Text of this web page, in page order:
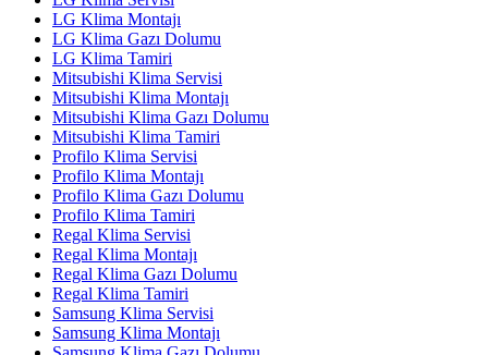
LG Klima Montajı
LG Klima Gazı Dolumu
LG Klima Tamiri
Mitsubishi Klima Servisi
Mitsubishi Klima Montajı
Mitsubishi Klima Gazı Dolumu
Mitsubishi Klima Tamiri
Profilo Klima Servisi
Profilo Klima Montajı
Profilo Klima Gazı Dolumu
Profilo Klima Tamiri
Regal Klima Servisi
Regal Klima Montajı
Regal Klima Gazı Dolumu
Regal Klima Tamiri
Samsung Klima Servisi
Samsung Klima Montajı